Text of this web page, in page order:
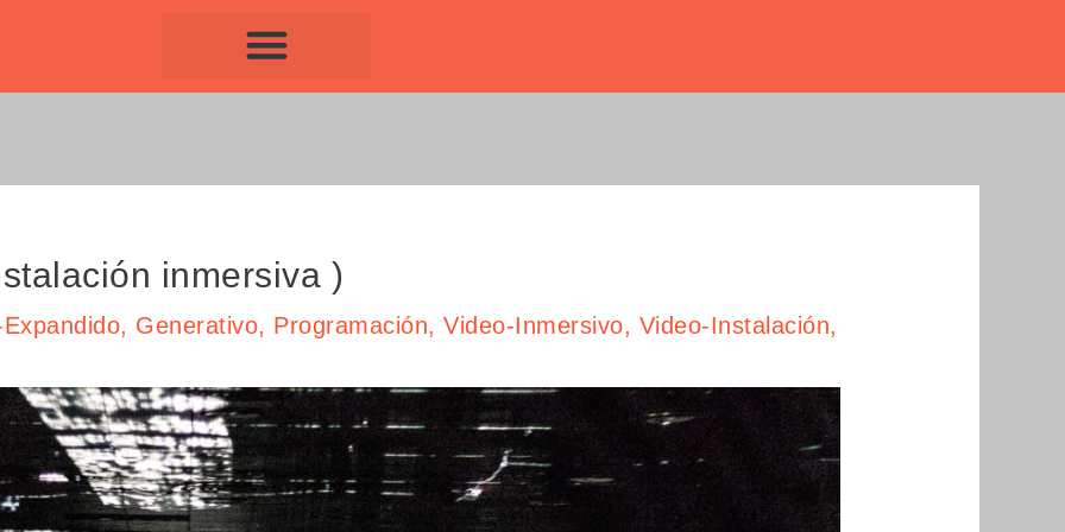
inmersiva )
, Generativo, Programación, Video-Inmersivo, Video-Instalación,